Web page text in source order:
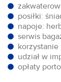
posiłki:
napoje:
serwis
korzystanie
udział w
opłaty